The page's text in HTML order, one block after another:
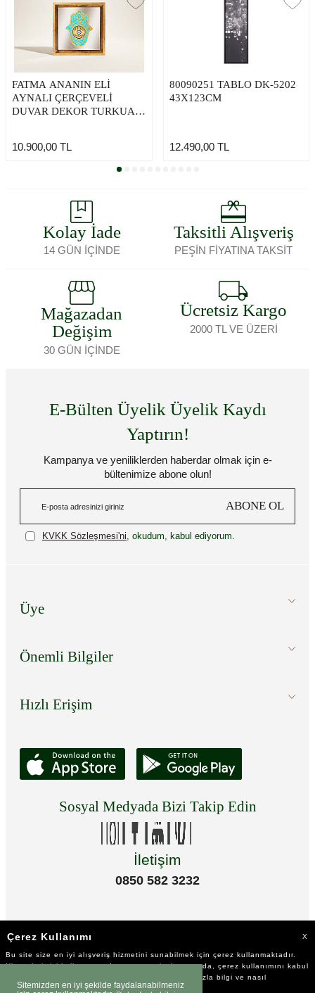
Sitemizden en iyi şekilde faydalanabilmeniz
FATMA ANANIN ELİ
AYNALI ÇERÇEVELİ
DUVAR DEKOR TURKUAZ
10.900,00 TL
80090251 TABLO DK-5202
43X123CM
12.490,00TL
Kolay İade
14 GÜN İÇİNDE
Taksitli Alışveriş
PEŞİN FİYATINA TAKSİT
Mağazadan
Değişim
30 GÜN İÇİNDE
Ücretsiz Kargo
2000 TL VE ÜZERİ
E-Bülten Üyelik Üyelik Kaydı
Yaptırın!
Kampanya ve yeniliklerden haberdar olmak için e-
bültenimize abone olun!
ABONE OL
KVKK Sözleşmesi'ni , okudum, kabul ediyorum.
Üye
Önemli Bilgiler
Hızlı Erişim
Sosyal Medyada Bizi Takip Edin
İletişim
0850 582 3232
Çerez Kullanımı X
Bu site size en iyi alışveriş hizmetini sunabilmek için çerez kullanmaktadır.
Hizmetlerimizi kullanmaya devam etmeniz durumunda, çerez kullanımını kabul
ettiğinizi varsayacağız. Çerezler hakkında daha fazla bilgi ve nasıl
reddedeceğinizi öğrenmek içintıklayınız